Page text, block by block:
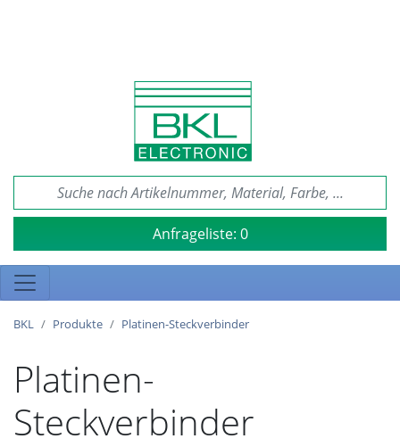
Anfrageliste: 0
BKL Produkte Platinen-Steckverbinder
Platinen-
Steckverbinder